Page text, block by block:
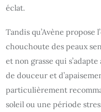
éclat.
Tandis qu’Avène propose
chouchoute des peaux
et non grasse qui
de douceur et
particulièrement
soleil ou une période